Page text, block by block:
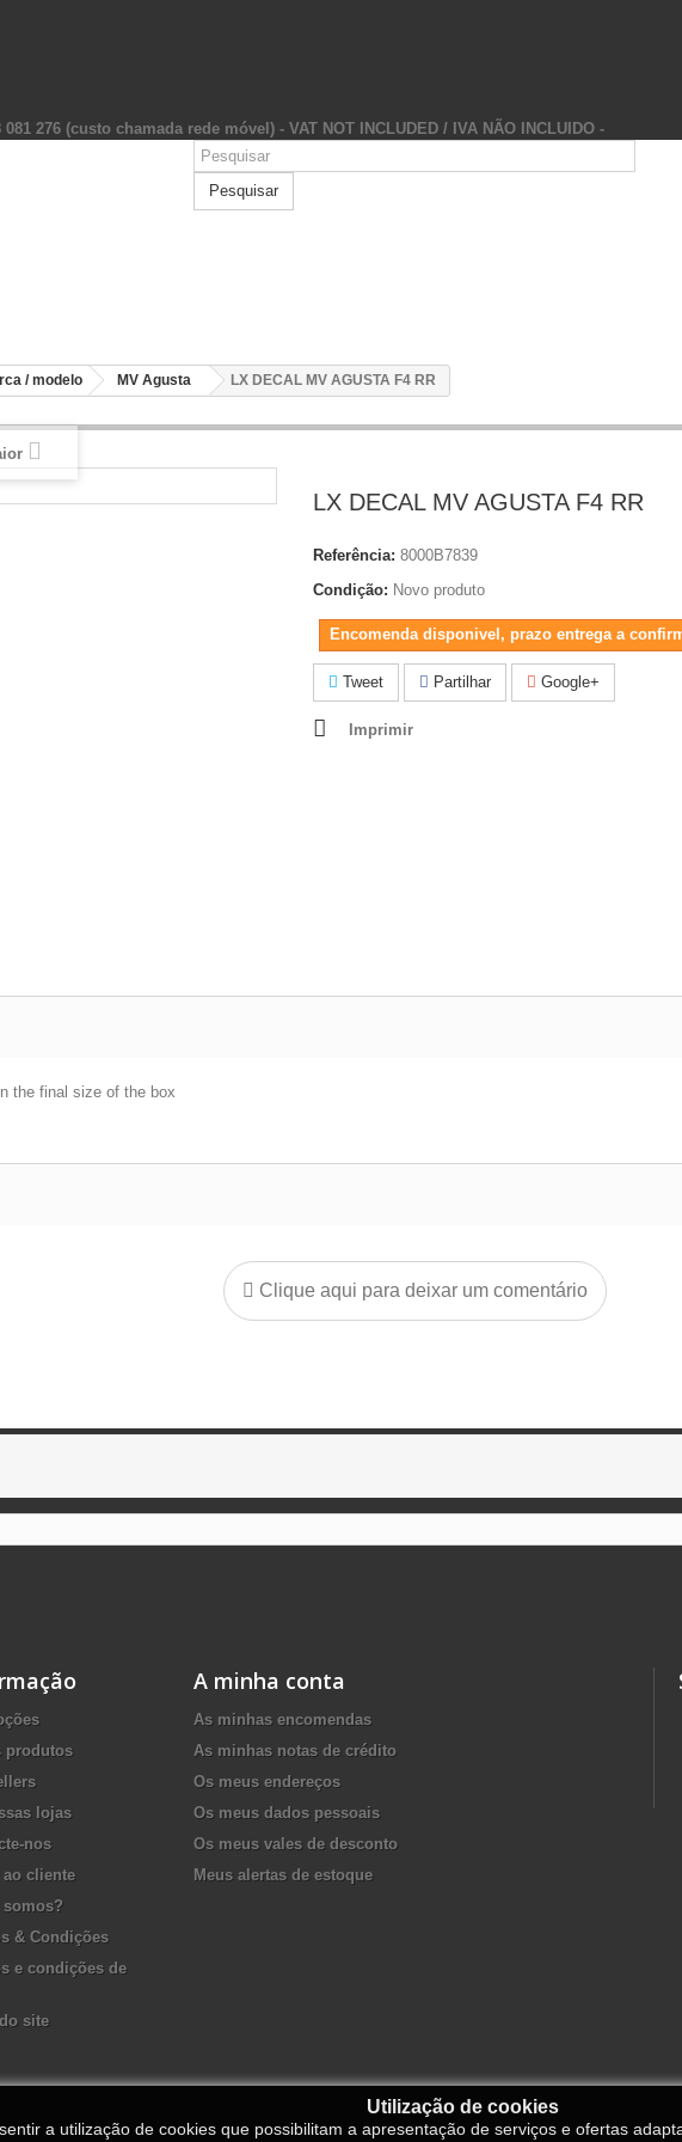
276 (custo chamada rede móvel) - VAT NOT INCLUDED / IVA NÃO INCLUIDO -
Pesquisar
/ modelo MV Agusta LX DECAL MV AGUSTA F4 RR
LX DECAL MV AGUSTA F4 RR
Referência: 8000B7839
Condição: Novo produto
Encomenda disponivel, prazo entrega a
Tweet Partilhar Google+
Imprimir
the final size of the box
Clique aqui para deixar um comentário
produtos
lojas
nos
cliente
somos?
& Condições
e condições de
site
A minha conta
As minhas encomendas
As minhas notas de crédito
Os meus endereços
Os meus dados pessoais
Os meus vales de desconto
Meus alertas de estoque
Utilização de cookies
a utilização de cookies que possibilitam a apresentação de serviços e ofertas